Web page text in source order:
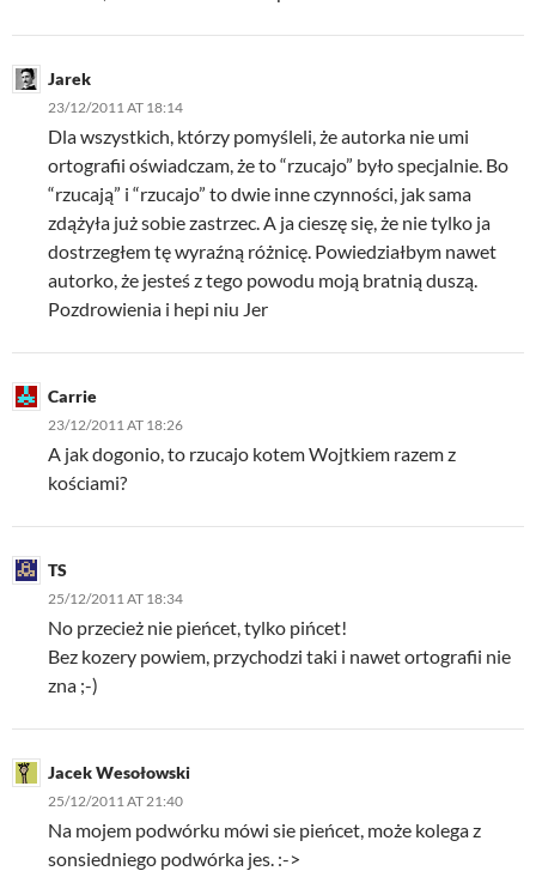
Jarek
23/12/2011 AT 18:14
Dla wszystkich, którzy pomyśleli, że autorka nie umi
ortografii oświadczam, że to “rzucajo” było specjalnie. Bo
“rzucają” i “rzucajo” to dwie inne czynności, jak sama
zdążyła już sobie zastrzec. A ja cieszę się, że nie tylko ja
dostrzegłem tę wyraźną różnicę. Powiedziałbym nawet
autorko, że jesteś z tego powodu moją bratnią duszą.
Pozdrowienia i hepi niu Jer
Carrie
23/12/2011 AT 18:26
A jak dogonio, to rzucajo kotem Wojtkiem razem z
kościami?
TS
25/12/2011 AT 18:34
No przecież nie pieńcet, tylko pińcet!
Bez kozery powiem, przychodzi taki i nawet ortografii nie
zna ;-)
Jacek Wesołowski
25/12/2011 AT 21:40
Na mojem podwórku mówi sie pieńcet, może kolega z
sonsiedniego podwórka jes. :->